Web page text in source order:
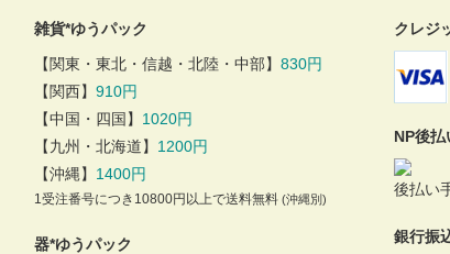
雑貨*ゆうパック
【関東・東北・信越・北陸・中部】830円
【関西】910円
【中国・四国】 1020円
【九州・北海道】 1200円
【沖縄】 1400円
1受注番号につき10800円以上で送料無料 (沖縄別)
器*ゆうパック
クレジ
NP後払
後払い
銀行振